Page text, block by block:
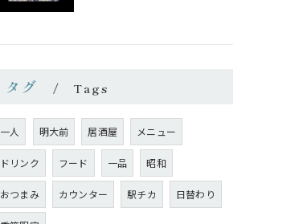
タグ Tags
一人 明大前 居酒屋 メニュー
ドリンク フード 一品 昭和
おつまみ カウンター 駅チカ 日替わり